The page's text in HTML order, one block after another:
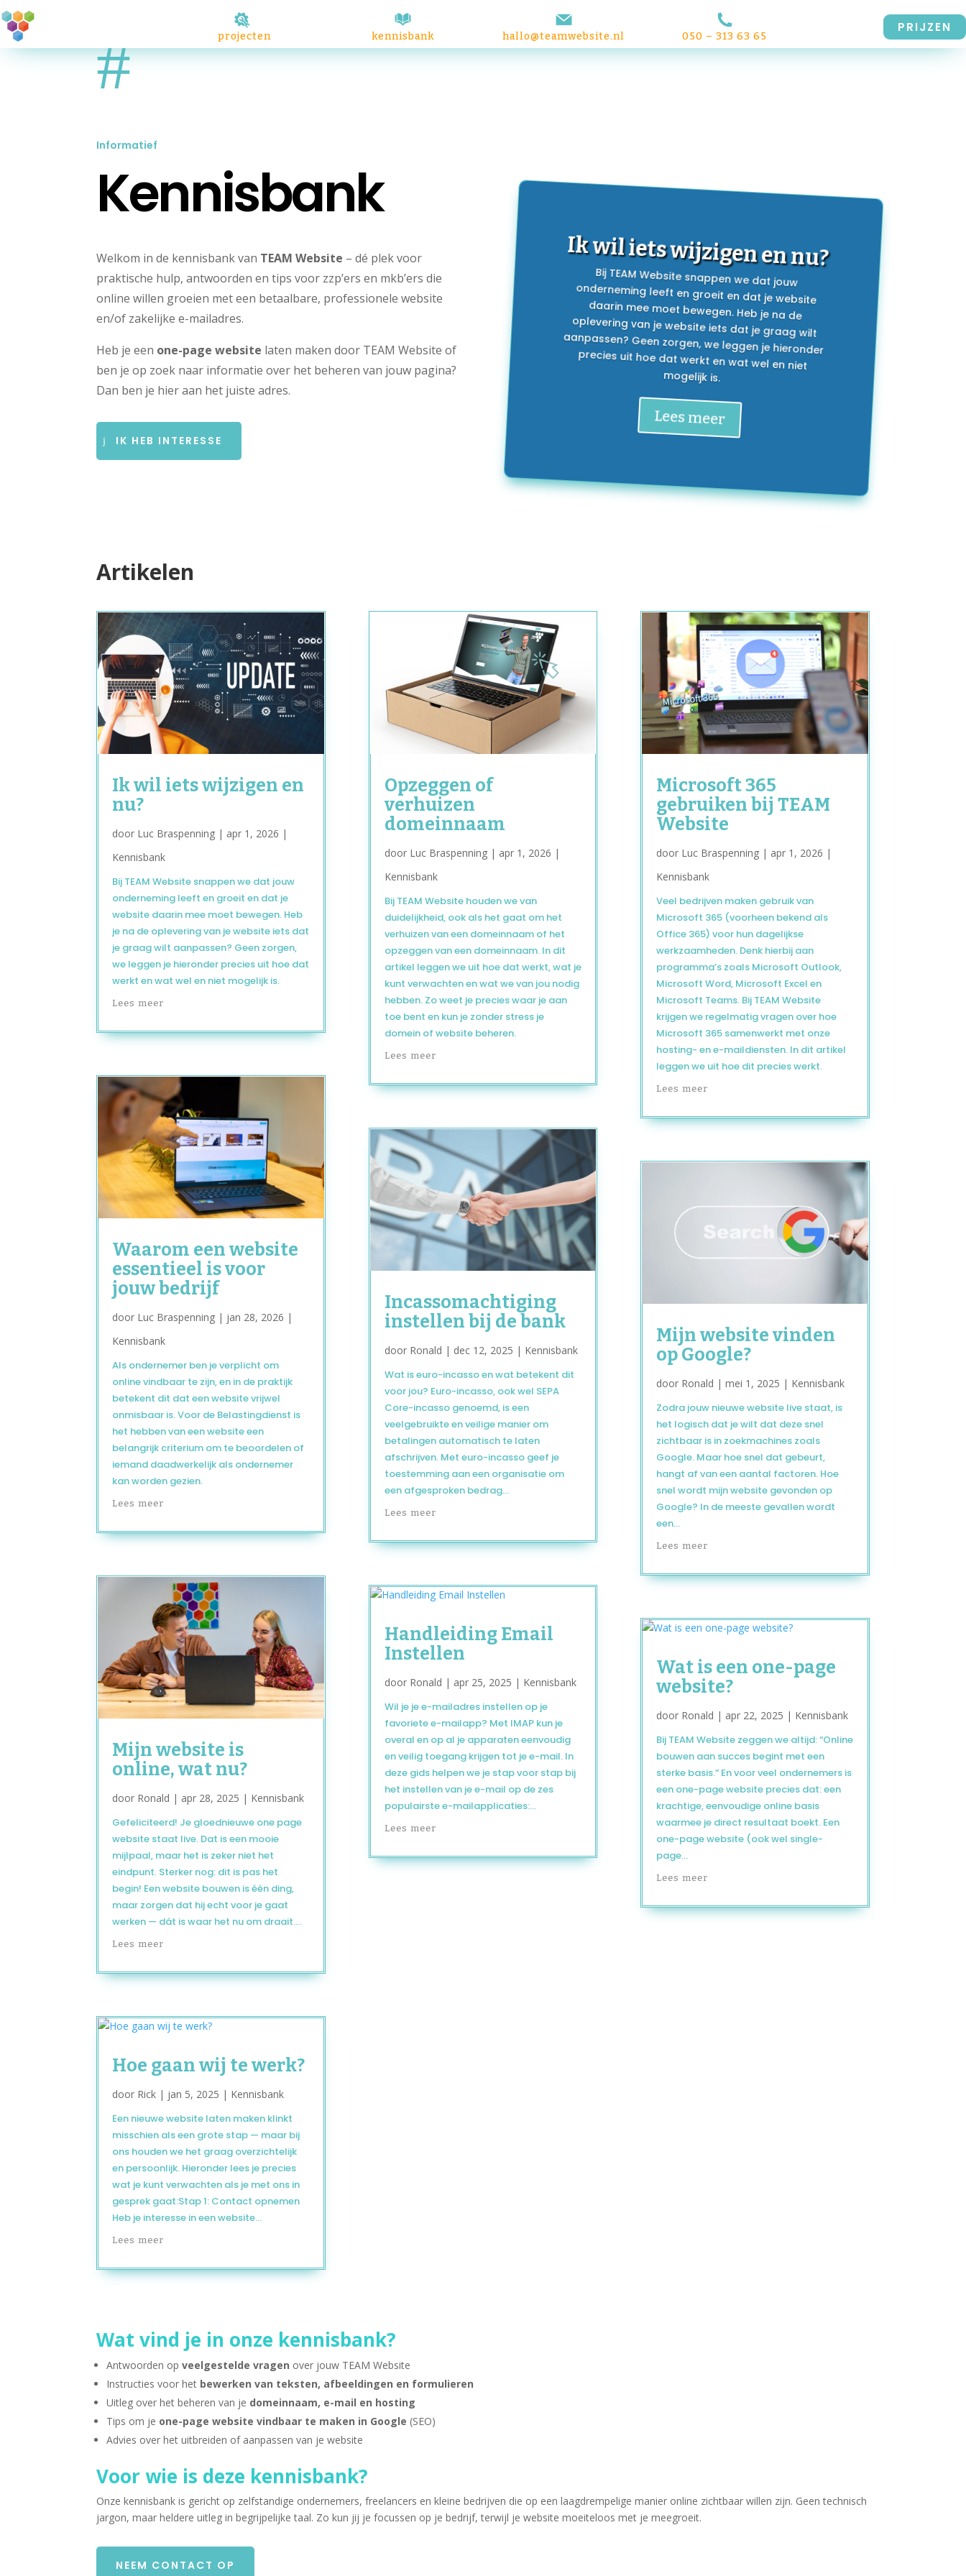
projecten kennisbank hallo@teamwebsite.nl 050 – 313 63 65
PRIJZEN
#
Informatief
Kennisbank
Welkom in de kennisbank van TEAM Website – dé plek voor
praktische hulp, antwoorden en tips voor zzp’ers en mkb’ers die
online willen groeien met een betaalbare, professionele website
en/of zakelijke e-mailadres.
Heb je een one-page website laten maken door TEAM Website of
ben je op zoek naar informatie over het beheren van jouw pagina?
Dan ben je hier aan het juiste adres.
IK HEB INTERESSE
Ik wil iets wijzigen en nu?
Bij TEAM Website snappen we dat jouw
onderneming leeft en groeit en dat je website
daarin mee moet bewegen. Heb je na de
oplevering van je website iets dat je graag wilt
aanpassen? Geen zorgen, we leggen je hieronder
precies uit hoe dat werkt en wat wel en niet
mogelijk is.
Lees meer
Artikelen
Ik wil iets wijzigen en
nu?
door Luc Braspenning | apr 1, 2026 |
Kennisbank
Bij TEAM Website snappen we dat jouw
onderneming leeft en groeit en dat je
website daarin mee moet bewegen. Heb
je na de oplevering van je website iets dat
je graag wilt aanpassen? Geen zorgen,
we leggen je hieronder precies uit hoe dat
werkt en wat wel en niet mogelijk is.
Lees meer
Waarom een website
essentieel is voor
jouw bedrijf
door Luc Braspenning | jan 28, 2026 |
Kennisbank
Als ondernemer ben je verplicht om
online vindbaar te zijn, en in de praktijk
betekent dit dat een website vrijwel
onmisbaar is. Voor de Belastingdienst is
het hebben van een website een
belangrijk criterium om te beoordelen of
iemand daadwerkelijk als ondernemer
kan worden gezien.
Lees meer
Mijn website is
online, wat nu?
door Ronald | apr 28, 2025 | Kennisbank
Gefeliciteerd! Je gloednieuwe one page
website staat live. Dat is een mooie
mijlpaal, maar het is zeker niet het
eindpunt. Sterker nog: dit is pas het
begin! Een website bouwen is één ding,
maar zorgen dat hij echt voor je gaat
werken — dát is waar het nu om draait....
Lees meer
Hoe gaan wij te werk?
door Rick | jan 5, 2025 | Kennisbank
Een nieuwe website laten maken klinkt
misschien als een grote stap — maar bij
ons houden we het graag overzichtelijk
en persoonlijk. Hieronder lees je precies
wat je kunt verwachten als je met ons in
gesprek gaat:Stap 1: Contact opnemen
Heb je interesse in een website...
Lees meer
Opzeggen of
verhuizen
domeinnaam
door Luc Braspenning| apr 1, 2026 |
Kennisbank
Bij TEAM Website houden we van
duidelijkheid, ook als het gaat om het
verhuizen van een domeinnaam of het
opzeggen van een domeinnaam. In dit
artikel leggen we uit hoe dat werkt, wat je
kunt verwachten en wat we van jou nodig
hebben. Zo weet je precies waar je aan
toe bent en kun je zonder stress je
domein of website beheren.
Lees meer
Incassomachtiging
instellen bij de bank
door Ronald | dec 12, 2025 | Kennisbank
Wat is euro-incasso en wat betekent dit
voor jou? Euro-incasso, ook wel SEPA
Core-incasso genoemd, is een
veelgebruikte en veilige manier om
betalingen automatisch te laten
afschrijven. Met euro-incasso geef je
toestemming aan een organisatie om
een afgesproken bedrag...
Lees meer
Handleiding Email
Instellen
door Ronald | apr 25, 2025 | Kennisbank
Wil je je e-mailadres instellen op je
favoriete e-mailapp? Met IMAP kun je
overal en op al je apparaten eenvoudig
en veilig toegang krijgen tot je e-mail. In
deze gids helpen we je stap voor stap bij
het instellen van je e-mail op de zes
populairste e-mailapplicaties:...
Lees meer
Microsoft 365
gebruiken bij TEAM
Website
door Luc Braspenning| apr 1, 2026 |
Kennisbank
Veel bedrijven maken gebruik van
Microsoft 365 (voorheen bekend als
Office 365) voor hun dagelijkse
werkzaamheden. Denk hierbij aan
programma’s zoals Microsoft Outlook,
Microsoft Word, Microsoft Excel en
Microsoft Teams. Bij TEAM Website
krijgen we regelmatig vragen over hoe
Microsoft 365 samenwerkt met onze
hosting- en e-maildiensten. In dit artikel
leggen we uit hoe dit precies werkt.
Lees meer
Mijn website vinden
op Google?
door Ronald | mei 1, 2025 | Kennisbank
Zodra jouw nieuwe website live staat, is
het logisch dat je wilt dat deze snel
zichtbaar is in zoekmachines zoals
Google. Maar hoe snel dat gebeurt,
hangt af van een aantal factoren. Hoe
snel wordt mijn website gevonden op
Google? In de meeste gevallen wordt
een...
Lees meer
Wat is een one-page
website?
door Ronald | apr 22, 2025 | Kennisbank
Bij TEAM Website zeggen we altijd: “Online
bouwen aan succes begint met een
sterke basis.” En voor veel ondernemers is
een one-page website precies dat: een
krachtige, eenvoudige online basis
waarmee je direct resultaat boekt. Een
one-page website (ook wel single-
page...
Lees meer
Wat vind je in onze kennisbank?
Antwoorden opveelgestelde vragen over jouw TEAM Website
Instructies voor het bewerken van teksten, afbeeldingen en formulieren
Uitleg over het beheren van je domeinnaam, e-mail en hosting
Tips om je one-page website vindbaar te maken in Google (SEO)
Advies over het uitbreiden of aanpassen van je website
Voor wie is deze kennisbank?
Onze kennisbank is gericht op zelfstandige ondernemers, freelancers en kleine bedrijven die op een laagdrempelige manier online zichtbaar willen zijn. Geen technisch
jargon, maar heldere uitleg in begrijpelijke taal. Zo kun jij je focussen op je bedrijf, terwijl je website moeiteloos met je meegroeit.
NEEM CONTACT OP